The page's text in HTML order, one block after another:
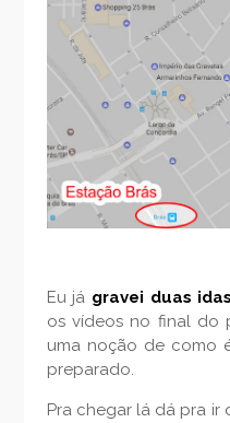
Eu já gravei duas
os vídeos no final do
uma noção de como
preparado.
Pra chegar lá dá pra ir